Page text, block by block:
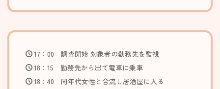
17：00 調査開始 対象者の勤務先を監視
18：15 勤務先から出て電車に乗車
18：40 同年代女性と合流し居酒屋に入る